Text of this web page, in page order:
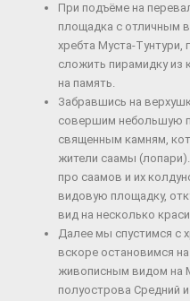
При подъёме на
площадка с отличным
хребта Муста-
сложить пирамидку из
на память.
Забравшись на
совершим небольшую
священным камням,
жители саамы
про саамов и их
видовую площадку,
вид на несколько
Далее мы спустимся с
вскоре остановимся
живописным видом на
полуострова Средний